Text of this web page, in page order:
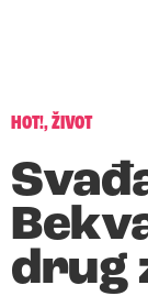
HOT!,ŽIVOT
drug